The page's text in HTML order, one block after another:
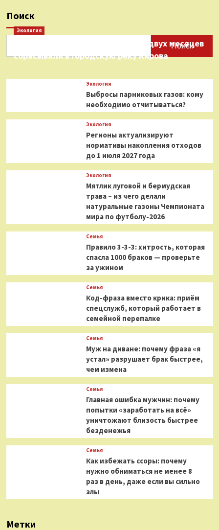
Поиск
Поиск
Экология
Нефтепродукты на протяжении двух месяцев
сбрасывали в городскую реку Кирова
Экология
Выбросы парниковых газов: кому
необходимо отчитываться?
Экология
Регионы актуализируют
нормативы накопления отходов
до 1 июля 2027 года
Экология
Мятлик луговой и бермудская
трава – из чего делали
натуральные газоны Чемпионата
мира по футболу-2026
Семья
Правило 3-3-3: хитрость, которая
спасла 1000 браков — проверьте
за ужином
Семья
Код-фраза вместо крика: приём
спецслужб, который работает в
семейной перепалке
Семья
Муж на диване: почему фраза «я
устал» разрушает брак быстрее,
чем измена
Семья
Главная ошибка мужчин: почему
попытки «заработать на всё»
уничтожают близость быстрее
безденежья
Семья
Как избежать ссоры: почему
нужно обниматься не менее 8
раз в день, даже если вы сильно
злы
Метки